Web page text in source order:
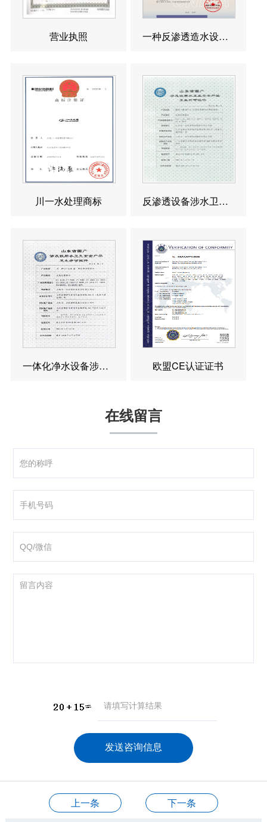
营业执照 一种反渗透造水设备发明专利
川一水处理商标 反渗透设备涉水卫生许可批件
一体化净水设备涉水卫生许可批件 欧盟CE认证证书
在线留言
上一条 下一条